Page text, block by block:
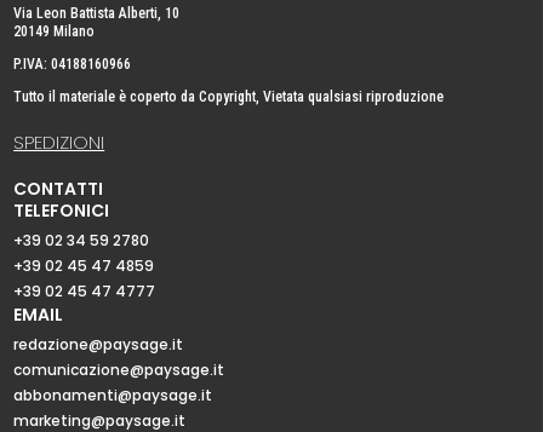
Via Leon Battista Alberti, 10
20149 Milano
P.IVA: 04188160966
Tutto il materiale è coperto da Copyright, Vietata qualsiasi riproduzione
SPEDIZIONI
CONTATTI
TELEFONICI
+39 02 34 59 2780
+39 02 45 47 4859
+39 02 45 47 4777
EMAIL
redazione@paysage.it
comunicazione@paysage.it
abbonamenti@paysage.it
marketing@paysage.it